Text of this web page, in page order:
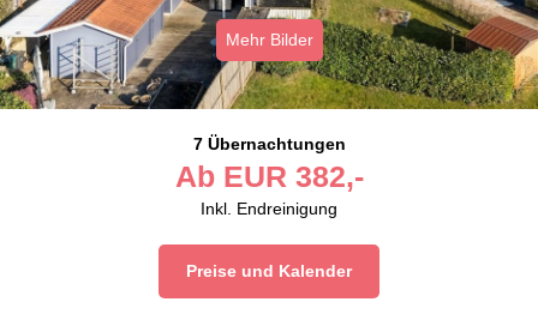
Mehr Bilder
7 Übernachtungen
Ab EUR 382,-
Inkl. Endreinigung
Preise und Kalender